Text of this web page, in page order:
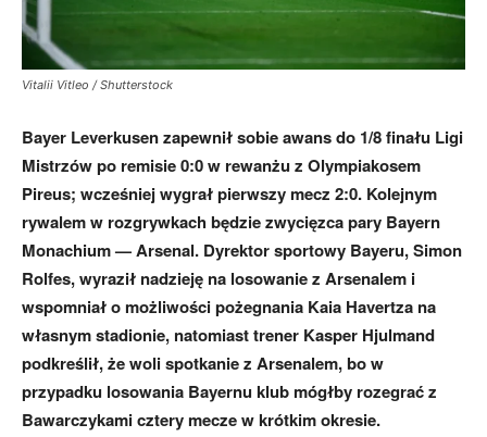
skład)
Vitalii Vitleo / Shutterstock
Bayer Leverkusen zapewnił sobie awans do 1/8 finału Ligi
Mistrzów po remisie 0:0 w rewanżu z Olympiakosem
Pireus; wcześniej wygrał pierwszy mecz 2:0. Kolejnym
rywalem w rozgrywkach będzie zwycięzca pary Bayern
Monachium — Arsenal. Dyrektor sportowy Bayeru, Simon
Rolfes, wyraził nadzieję na losowanie z Arsenalem i
wspomniał o możliwości pożegnania Kaia Havertza na
własnym stadionie, natomiast trener Kasper Hjulmand
podkreślił, że woli spotkanie z Arsenalem, bo w
przypadku losowania Bayernu klub mógłby rozegrać z
Bawarczykami cztery mecze w krótkim okresie.